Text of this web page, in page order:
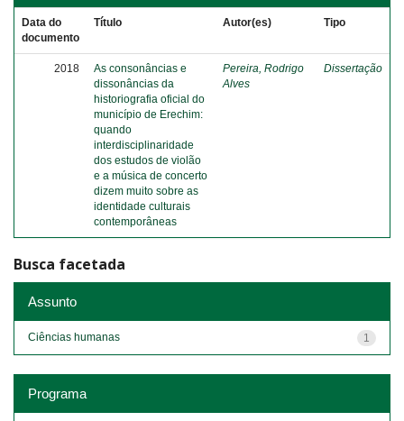
Data do
documento
Título Autor(es) Tipo
2018
As consonâncias e
dissonâncias da
historiografia oficial do
município de Erechim:
quando
interdisciplinaridade
dos estudos de violão
e a música de concerto
dizem muito sobre as
identidade culturais
contemporâneas
Pereira, Rodrigo
Alves
Dissertação
Busca facetada
Assunto
1
Ciências humanas
Programa